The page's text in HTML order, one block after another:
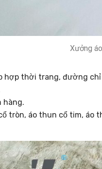
Xưởng
hợp thời trang, đường
hàng.
tròn, áo thun cổ tim, áo